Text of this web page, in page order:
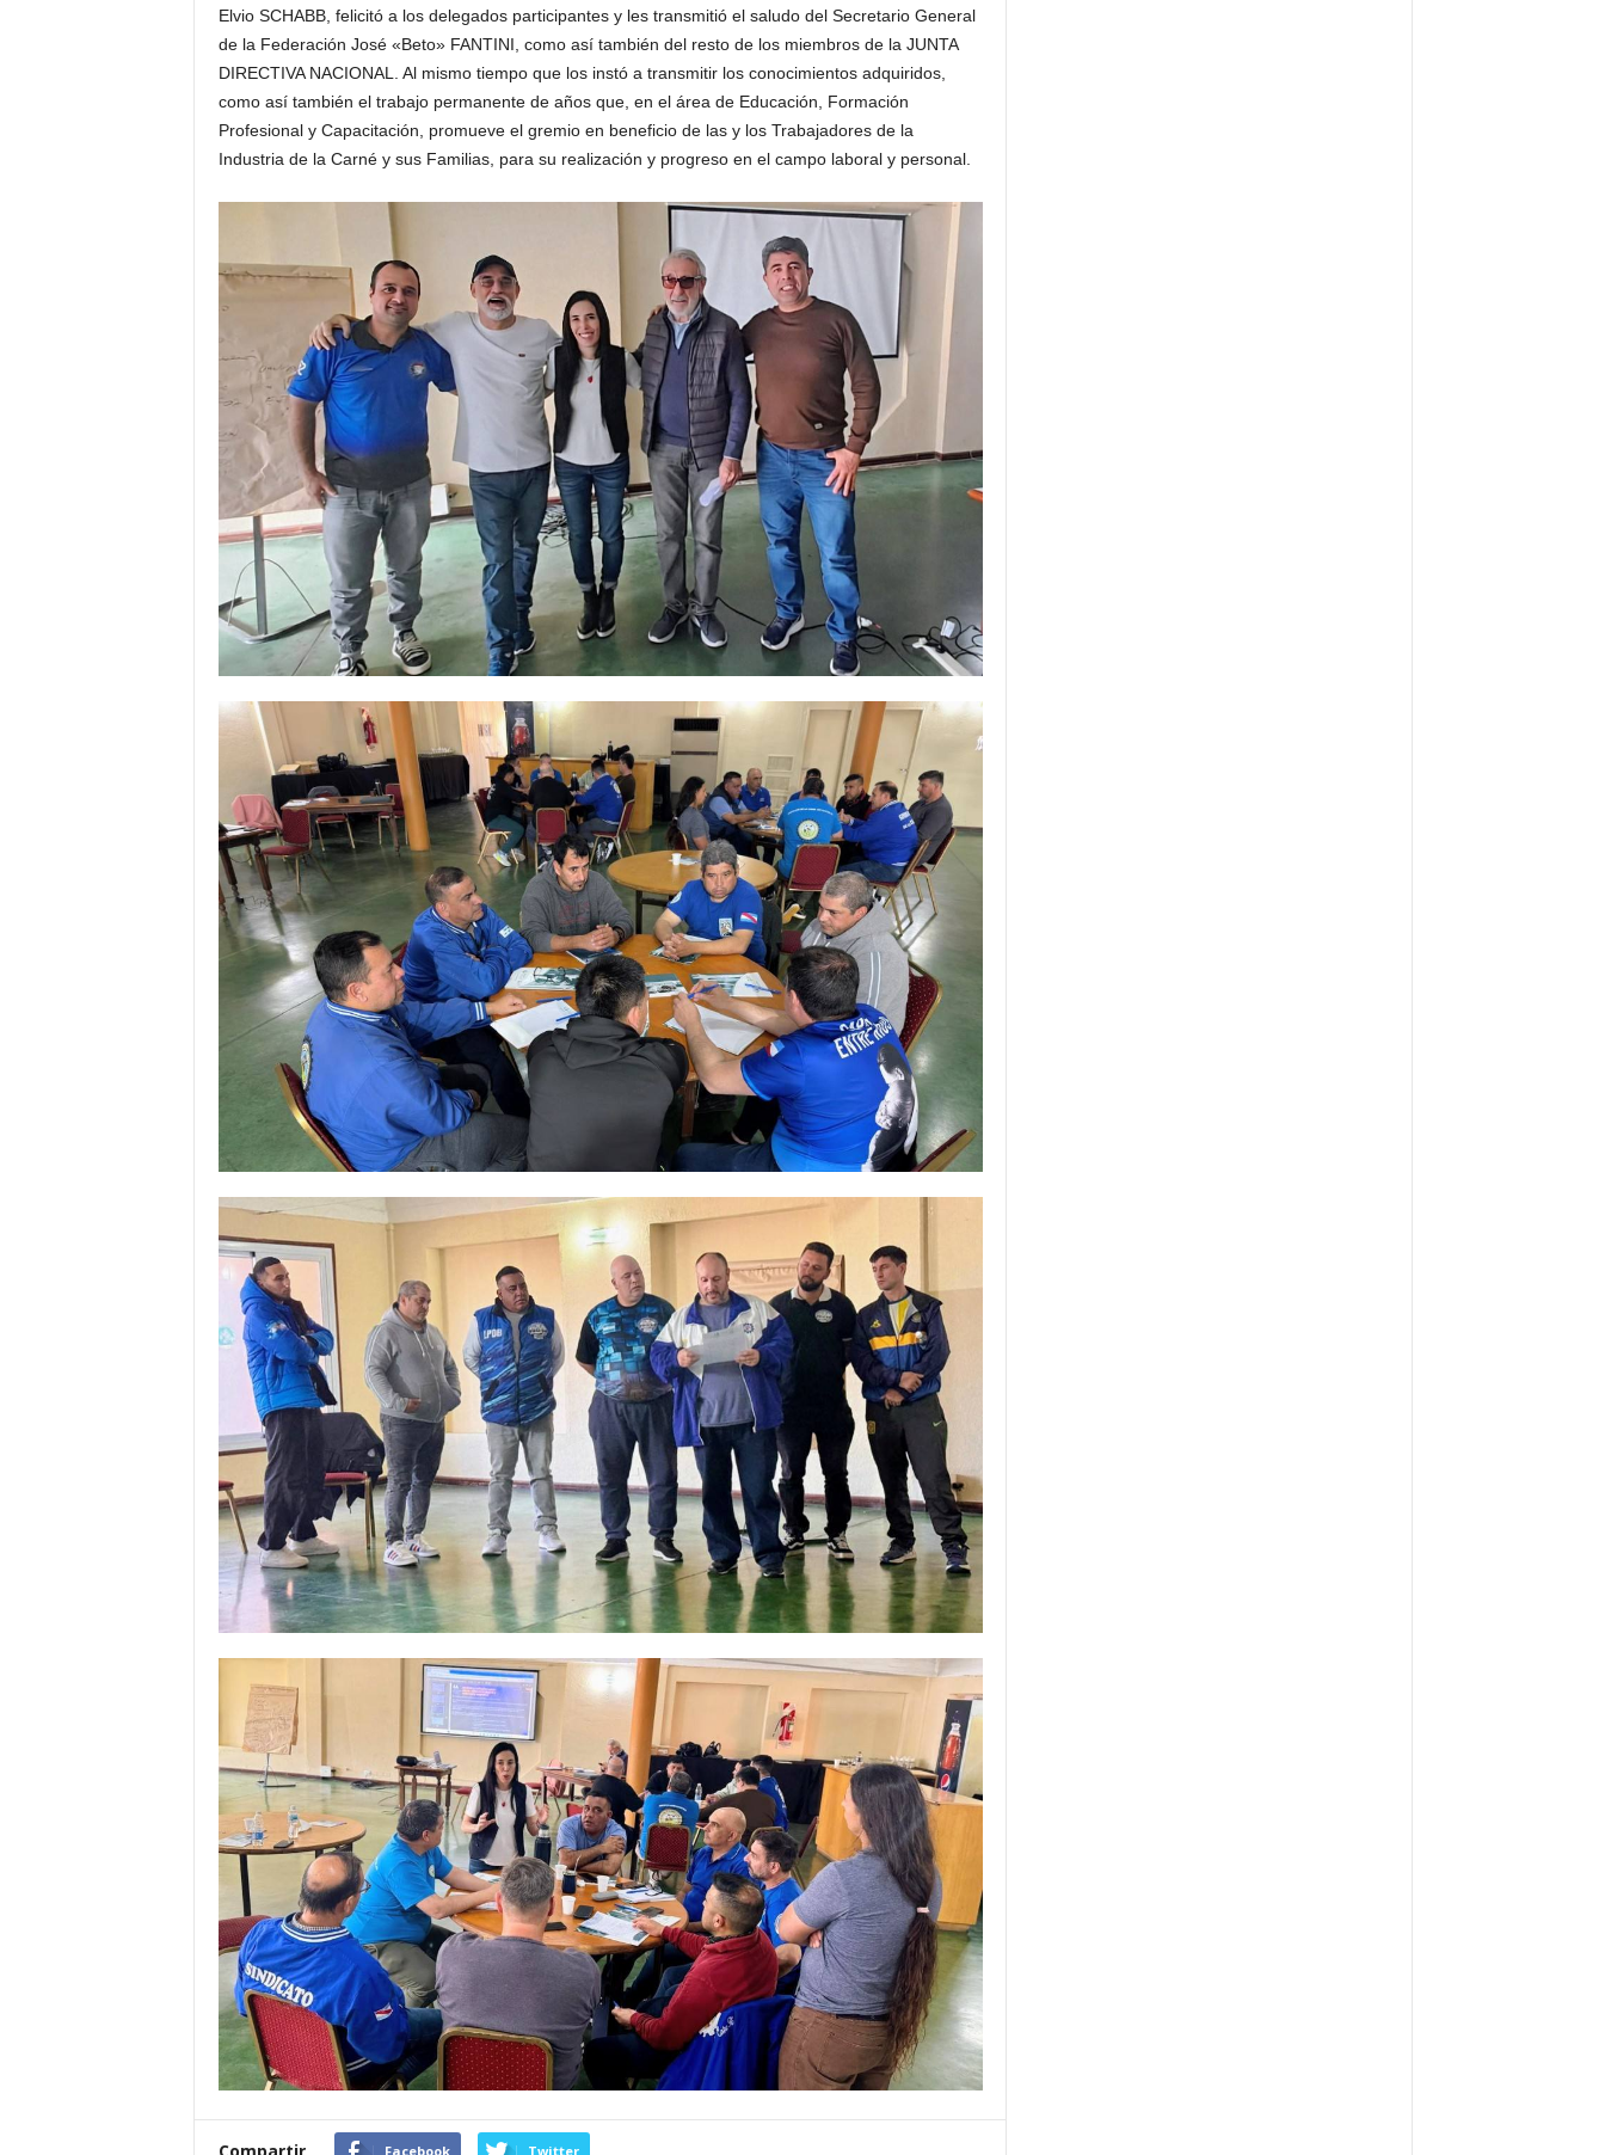
Elvio SCHABB, felicitó a los delegados participantes y les transmitió el saludo del Secretario General
de la Federación José «Beto» FANTINI, como así también del resto de los miembros de la JUNTA
DIRECTIVA NACIONAL. Al mismo tiempo que los instó a transmitir los conocimientos adquiridos,
como así también el trabajo permanente de años que, en el área de Educación, Formación
Profesional y Capacitación, promueve el gremio en beneficio de las y los Trabajadores de la
Industria de la Carné y sus Familias, para su realización y progreso en el campo laboral y personal.
Facebook Twitter